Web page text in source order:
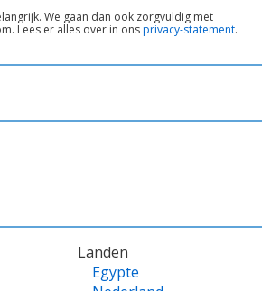
We gaan dan ook zorgvuldig met
Lees er alles over in onsprivacy-statement.
Landen
Egypte